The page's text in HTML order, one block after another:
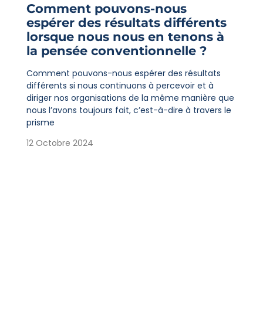
Comment pouvons-nous
espérer des résultats différents
lorsque nous nous en tenons à
la pensée conventionnelle ?
Comment pouvons-nous espérer des résultats
différents si nous continuons à percevoir et à
diriger nos organisations de la même manière que
nous l’avons toujours fait, c’est-à-dire à travers le
prisme
12 Octobre 2024